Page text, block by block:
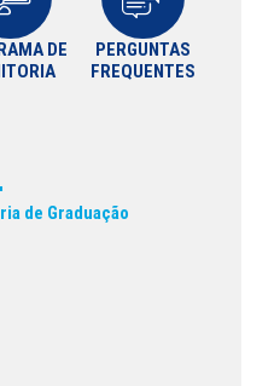
DE
PERGUNTAS
FREQUENTES
de Graduação